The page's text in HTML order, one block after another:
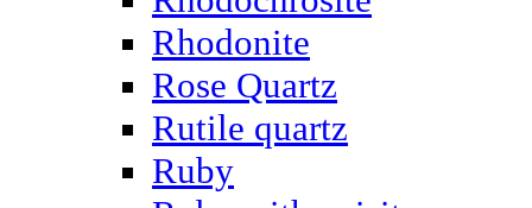
Rhodonite
Rose Quartz
Rutile quartz
Ruby